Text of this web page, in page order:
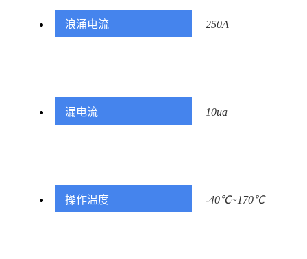
浪涌电流 250A
漏电流 10ua
操作温度 -40℃~170℃